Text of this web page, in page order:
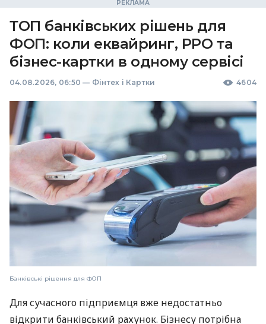
ТОП банківських рішень для
ФОП: коли еквайринг, РРО та
бізнес-картки в одному сервісі
04.08.2026, 06:50 — Фінтех і Картки 4604
Банківські рішення для ФОП
Для сучасного підприємця вже недостатньо
відкрити банківський рахунок. Бізнесу потрібна